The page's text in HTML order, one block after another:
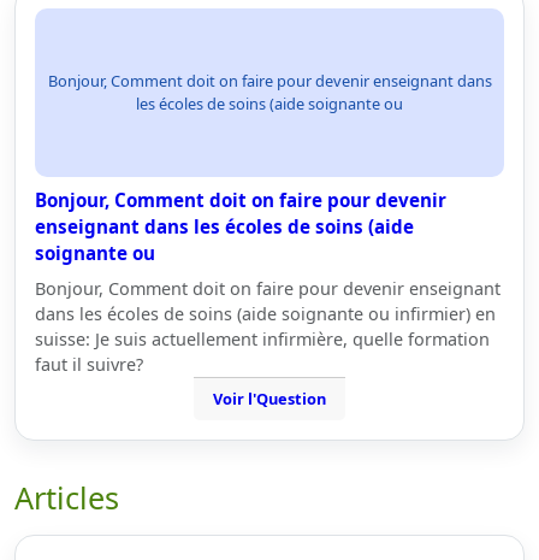
Bonjour, Comment doit on faire pour devenir enseignant dans
les écoles de soins (aide soignante ou
Bonjour, Comment doit on faire pour devenir
enseignant dans les écoles de soins (aide
soignante ou
Bonjour, Comment doit on faire pour devenir enseignant
dans les écoles de soins (aide soignante ou infirmier) en
suisse: Je suis actuellement infirmière, quelle formation
faut il suivre?
Voir l'Question
Articles